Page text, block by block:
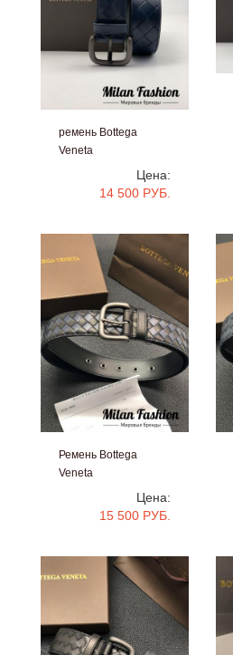
ремень Bottega
Veneta
Цена:
14 500 РУБ.
Ремень Bottega
Veneta
Цена:
15 500 РУБ.